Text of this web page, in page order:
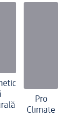
Pro
Climate